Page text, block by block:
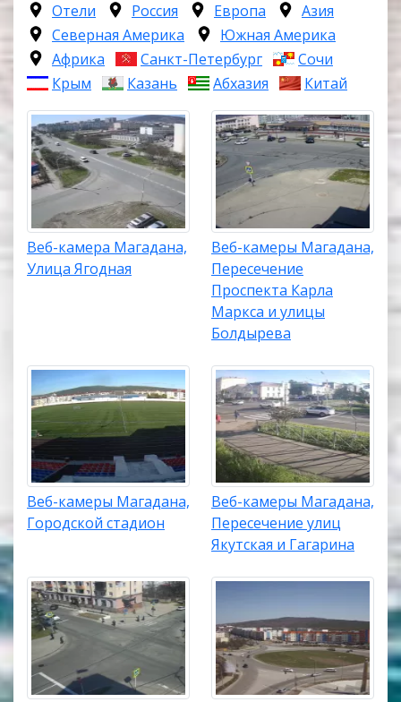
Отели Россия Европа
Азия
Северная Америка
Южная Америка
Африка
Санкт-Петербург
Сочи
Крым
Казань Абхазия Китай
Веб-камера Магадана,
Улица Ягодная
Веб-камеры Магадана,
Пересечение
Проспекта Карла
Маркса и улицы
Болдырева
Веб-камеры Магадана,
Городской стадион
Веб-камеры Магадана,
Пересечение улиц
Якутская и Гагарина